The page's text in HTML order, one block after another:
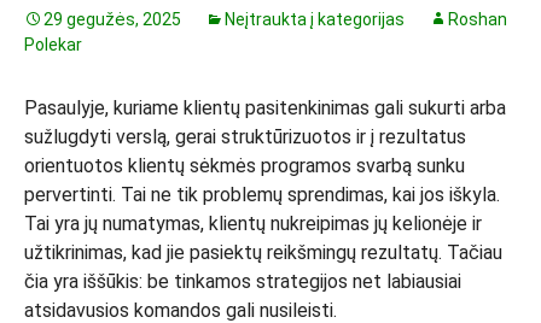
29 gegužės, 2025 Neįtraukta į kategorijas
Roshan
Polekar
Pasaulyje, kuriame klientų pasitenkinimas gali sukurti arba
sužlugdyti verslą, gerai struktūrizuotos ir į rezultatus
orientuotos klientų sėkmės programos svarbą sunku
pervertinti. Tai ne tik problemų sprendimas, kai jos iškyla.
Tai yra jų numatymas, klientų nukreipimas jų kelionėje ir
užtikrinimas, kad jie pasiektų reikšmingų rezultatų. Tačiau
čia yra iššūkis: be tinkamos strategijos net labiausiai
atsidavusios komandos gali nusileisti.